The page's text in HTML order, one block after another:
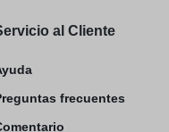
al Cliente
frecuentes